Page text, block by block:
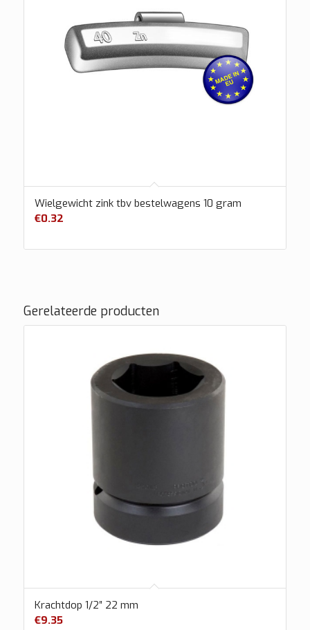
Wielgewicht zink tbv bestelwagens 10 gram
€0.32
Gerelateerde producten
Krachtdop 1/2″ 22 mm
€9.35